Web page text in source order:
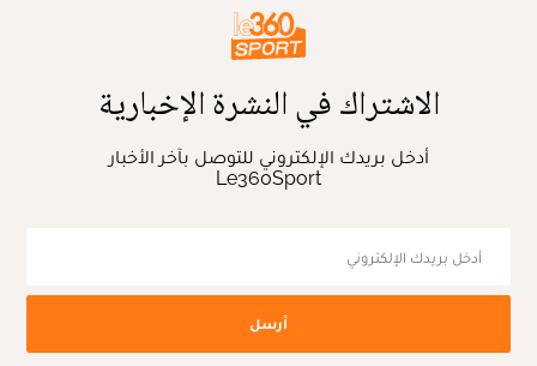
الاشتراك في النشرة الإخبارية
أدخل بريدك الإلكتروني للتوصل بآخر الأخبار
Le360Sport
أرسل